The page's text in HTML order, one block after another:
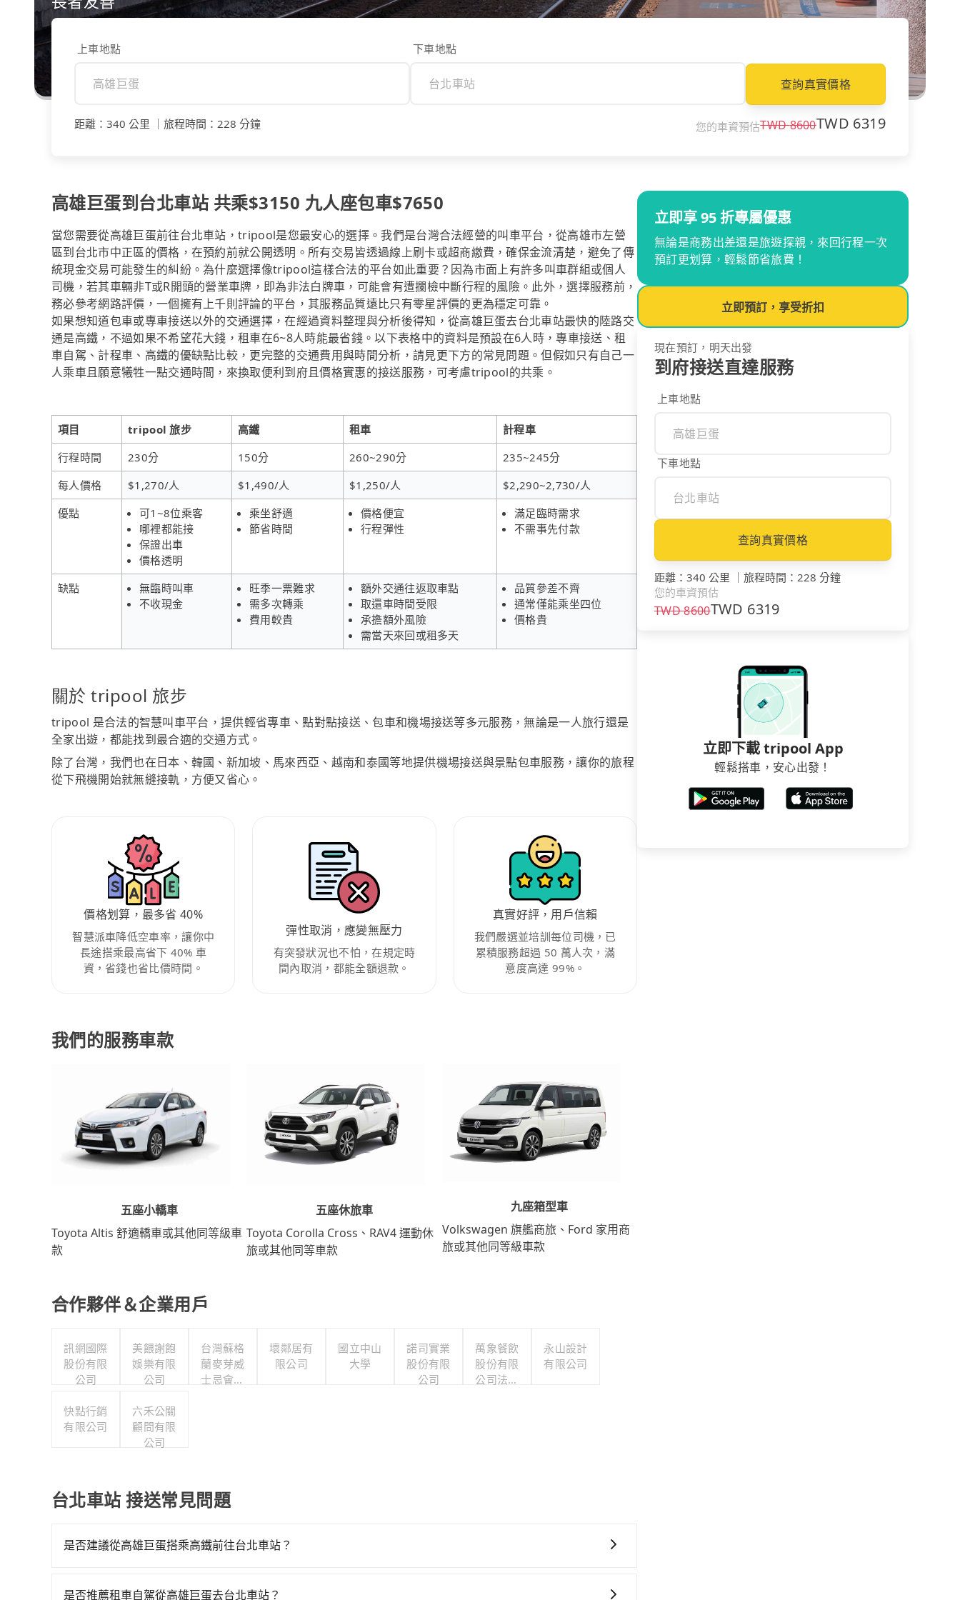
上車地點 下車地點
查詢真實價格
距離 ： 340 公里 旅程時間 ： 228 分鐘 您的車資預估TWD8600TWD 6319
高雄巨蛋到台北車站 共乘$3150 九人座包車$7650
當您需要從高雄巨蛋前往台北車站，tripool是您最安心的選擇。我們是台灣合法經營的叫車平台，從高雄市左營
區到台北市中正區的價格，在預約前就公開透明。所有交易皆透過線上刷卡或超商繳費，確保金流清楚，避免了傳
統現金交易可能發生的糾紛。為什麼選擇像tripool這樣合法的平台如此重要？因為市面上有許多叫車群組或個人
司機，若其車輛非T或R開頭的營業車牌，即為非法白牌車，可能會有遭攔檢中斷行程的風險。此外，選擇服務前，
務必參考網路評價，一個擁有上千則評論的平台，其服務品質遠比只有零星評價的更為穩定可靠。
如果想知道包車或專車接送以外的交通選擇，在經過資料整理與分析後得知，從高雄巨蛋去台北車站最快的陸路交
通是高鐵，不過如果不希望花大錢，租車在6~8人時能最省錢。以下表格中的資料是預設在6人時，專車接送、租
車自駕、計程車、高鐵的優缺點比較，更完整的交通費用與時間分析，請見更下方的常見問題。但假如只有自己一
人乘車且願意犧牲一點交通時間，來換取便利到府且價格實惠的接送服務，可考慮tripool的共乘。
項目 tripool 旅步 高鐵 租車
計程車
行程時間
230分 150分 260~290分
235~245分
每人價格
$1,270/人 $1,490/人 $1,250/人
$2,290~2,730/人
優點
可1~8位乘客
哪裡都能接
保證出車
價格透明
乘坐舒適
節省時間
價格便宜
行程彈性
滿足臨時需求
不需事先付款
缺點
無臨時叫車
不收現金
旺季一票難求
需多次轉乘
費用較貴
額外交通往返取車點
取還車時間受限
承擔額外風險
需當天來回或租多天
品質參差不齊
通常僅能乘坐四位
價格貴
關於 tripool 旅步
tripool 是合法的智慧叫車平台，提供輕省專車、點對點接送、包車和機場接送等多元服務，無論是一人旅行還是
全家出遊，都能找到最合適的交通方式。
除了台灣，我們也在日本、韓國、新加坡、馬來西亞、越南和泰國等地提供機場接送與景點包車服務，讓你的旅程
從下飛機開始就無縫接軌，方便又省心。
價格划算，最多省 40%
智慧派車降低空車率，讓你中
長途搭乘最高省下 40% 車
資，省錢也省比價時間。
彈性取消，應變無壓力
有突發狀況也不怕，在規定時
間內取消，都能全額退款。
真實好評，用戶信賴
我們嚴選並培訓每位司機，已
累積服務超過 50 萬人次，滿
意度高達 99%。
我們的服務車款
五座小轎車
Toyota Altis 舒適轎車或其他同等級車
款
五座休旅車
Toyota Corolla Cross、RAV4 運動休
旅或其他同等車款
九座箱型車
Volkswagen 旗艦商旅、Ford 家用商
旅或其他同等級車款
合作夥伴＆企業用戶
訊網國際
股份有限
公司
美餵謝飽
娛樂有限
公司
台灣蘇格
蘭麥芽威
士忌會所
壞鄰居有
限公司
國立中山
大學
諾司實業
股份有限
公司
萬象餐飲
股份有限
公司法料
永山設計
有限公司
快點行銷
有限公司
六禾公關
顧問有限
公司
台北車站 接送常見問題
是否建議從高雄巨蛋搭乘高鐵前往台北車站？
最多有89班次高鐵可搭乘。假設從高雄巨蛋 (高雄市左營區) 步行或搭乘公車前往左營高鐵站，接著在站內購買
是否推薦租車自駕從高雄巨蛋去台北車站？
立即享 95 折專屬優惠
無論是商務出差還是旅遊探親，來回行程一次
預訂更划算，輕鬆節省旅費！
立即預訂，享受折扣
現在預訂，明天出發
到府接送直達服務
上車地點
下車地點
查詢真實價格
距離 ： 340 公里 ｜ 旅程時間 ： 228 分鐘
您的車資預估
TWD8600TWD 6319
立即下載 tripool App
輕鬆搭車，安心出發！